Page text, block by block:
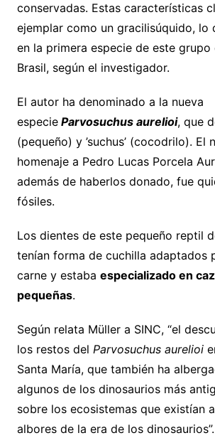
conservadas. Estas características
ejemplar como un gracilisúquido, lo
en la primera especie de este
Brasil, según el investigador.
El autor ha denominado a la nueva
especie Parvosuchus aurelioi, que
(pequeño) y ’suchus’ (cocodrilo). El
homenaje a Pedro Lucas Porcela
además de haberlos donado, fue
fósiles.
Los dientes de este pequeño reptil
tenían forma de cuchilla adaptados
carne y estaba especializado en
pequeñas.
Según relata Müller a SINC, “el
los restos del Parvosuchus aurelioi
Santa María, que también ha
algunos de los dinosaurios más
sobre los ecosistemas que existían
albores de la era de los dinosaurios”.